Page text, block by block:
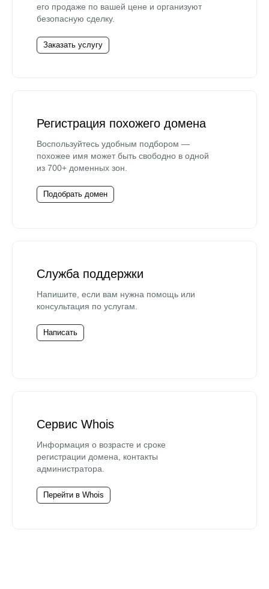
его продаже по вашей цене и организуют
безопасную сделку.
Заказать услугу
Регистрация похожего домена
Воспользуйтесь удобным подбором —
похожее имя может быть свободно в одной
из 700+ доменных зон.
Подобрать домен
Служба поддержки
Напишите, если вам нужна помощь или
консультация по услугам.
Написать
Сервис Whois
Информация о возрасте и сроке
регистрации домена, контакты
администратора.
Перейти в Whois